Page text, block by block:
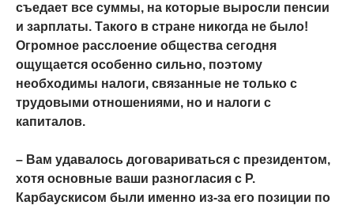
съедает все суммы, на которые выросли пенсии
и зарплаты. Такого в стране никогда не было!
Огромное расслоение общества сегодня
ощущается особенно сильно, поэтому
необходимы налоги, связанные не только с
трудовыми отношениями, но и налоги с
капиталов.
– Вам удавалось договариваться с президентом,
хотя основные ваши разногласия с Р.
Карбаускисом были именно из-за его позиции по